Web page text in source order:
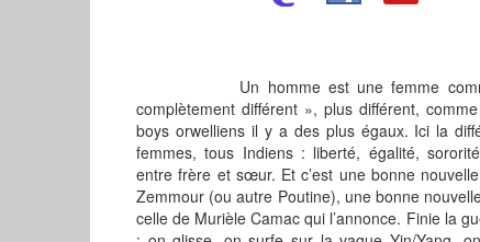
Un homme est une femme comme
complètement différent », plus différent,
boys orwelliens il y a des plus égaux. Ici la
femmes, tous Indiens : liberté, égalité,
entre frère et sœur. Et c’est une bonne
Zemmour (ou autre Poutine), une bonne
celle de Murièle Camac qui l’annonce. Finie la